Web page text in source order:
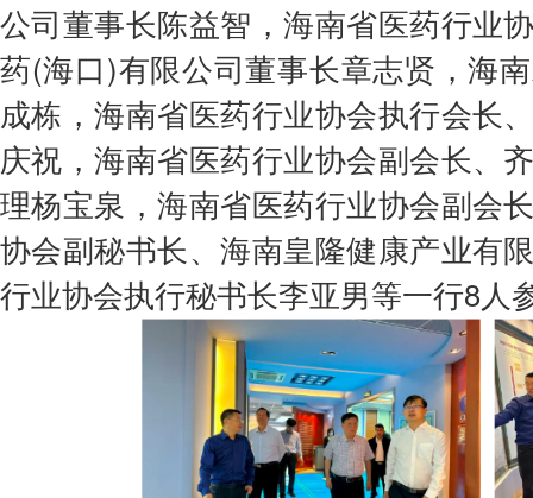
公司董事长陈益智，海南省医药行业
药(海口)有限公司董事长章志贤，海
成栋，海南省医药行业协会执行会长
庆祝，海南省医药行业协会副会长、
理杨宝泉，海南省医药行业协会副会
协会副秘书长、海南皇隆健康产业有
行业协会执行秘书长李亚男等一行8人